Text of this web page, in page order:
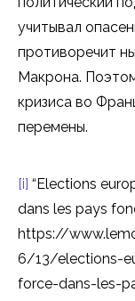
учитывал
противоречит
Макрона.
кризиса во
перемены.
[i] “Elections
dans les pays
https://
6/13/elections-
force-dans-les-